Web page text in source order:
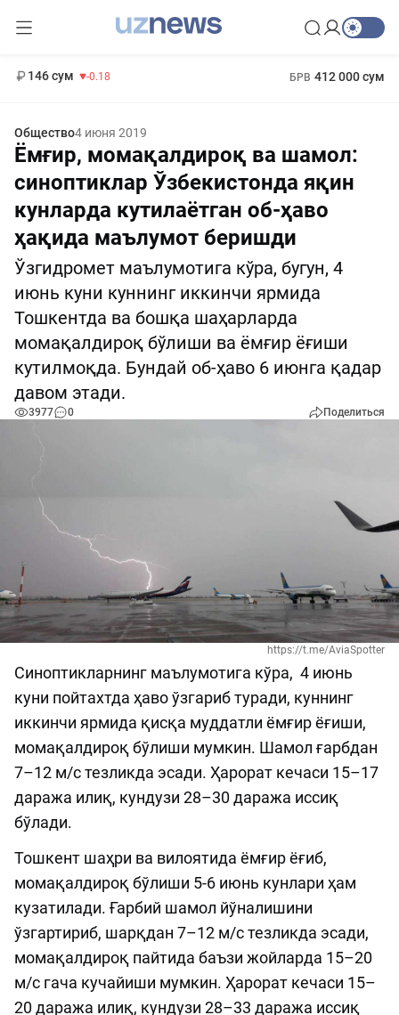
146 сум -0.18 БРВ 412 000 сум
Общество4 июня 2019
Ёмғир, момақалдироқ ва шамол:
синоптиклар Ўзбекистонда яқин
кунларда кутилаётган об-ҳаво
ҳақида маълумот беришди
Ўзгидромет маълумотига кўра, бугун, 4
июнь куни куннинг иккинчи ярмида
Тошкентда ва бошқа шаҳарларда
момақалдироқ бўлиши ва ёмғир ёғиши
кутилмоқда. Бундай об-ҳаво 6 июнга қадар
давом этади.
3977 0 Поделиться
https://t.me/AviaSpotter
Синоптикларнинг маълумотига кўра, 4 июнь
куни пойтахтда ҳаво ўзгариб туради, куннинг
иккинчи ярмида қисқа муддатли ёмғир ёғиши,
момақалдироқ бўлиши мумкин. Шамол ғарбдан
7–12 м/с тезликда эсади. Ҳарорат кечаси 15–17
даража илиқ, кундузи 28–30 даража иссиқ
бўлади.
Тошкент шаҳри ва вилоятида ёмғир ёғиб,
момақалдироқ бўлиши 5-6 июнь кунлари ҳам
кузатилади. Ғарбий шамол йўналишини
ўзгартириб, шарқдан 7–12 м/с тезликда эсади,
момақалдироқ пайтида баъзи жойларда 15–20
м/с гача кучайиши мумкин. Ҳарорат кечаси 15–
20 даража илиқ, кундузи 28–33 даража иссиқ